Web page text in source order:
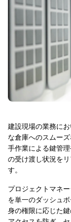
建設現場の業務に
な倉庫へのスムー
手作業による鍵管
の受け渡し状況を
す。
プロジェクトマネ
を単一のダッシュ
身の権限に応じた